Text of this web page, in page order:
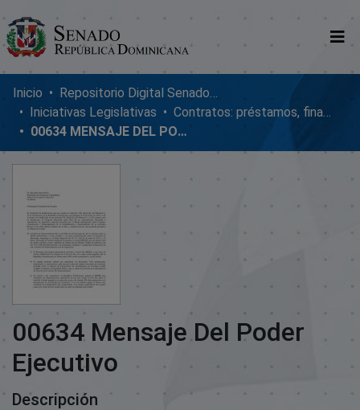
Comunidades
Glosario
Nosotros
Inicio
Repositorio Digital SenadoRD
Iniciativas Legislativas
Contratos: préstamos, financiamientos, ejecución y adendum
00634 MENSAJE DEL PODER EJECUTIVO
00634 Mensaje Del Poder
Ejecutivo
Descripción